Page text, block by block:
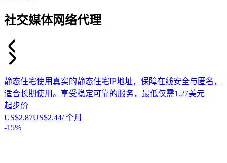
社交媒体网络代理
静态住宅使用真实的静态住宅IP地址，保障在线安全与匿名，
适合长期使用。享受稳定可靠的服务，最低仅需1.27美元
起步价
US$2.87US$2.44/ 个月
-15%